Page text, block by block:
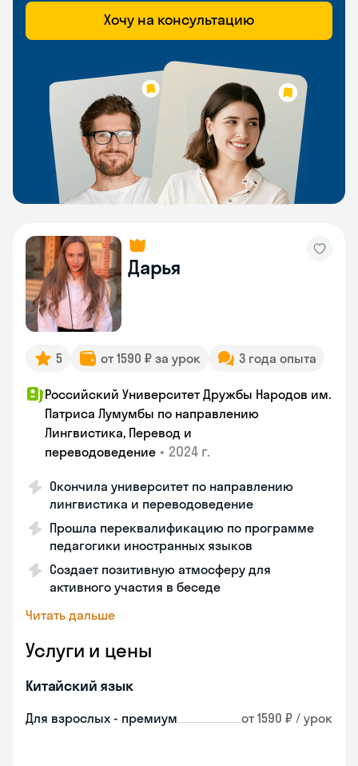
Хочу на консультацию
Дарья
5 от 1590 ₽ за урок 3 года опыта
Российский Университет Дружбы Народов им.
Патриса Лумумбы по направлению
Лингвистика, Перевод и
переводоведение • 2024 г.
Окончила университет по направлению
лингвистика и переводоведение
Прошла переквалификацию по программе
педагогики иностранных языков
Создает позитивную атмосферу для
активного участия в беседе
Читать дальше
Услуги и цены
Китайский язык
Для взрослых - премиум от 1590 ₽ / урок